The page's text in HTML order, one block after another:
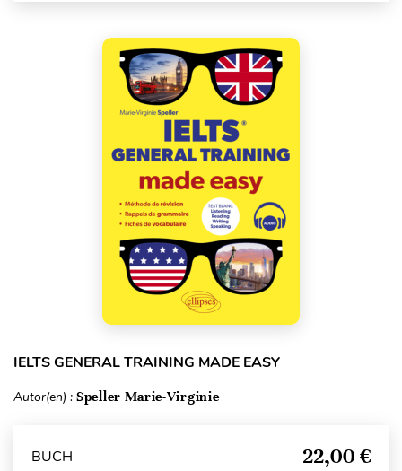
IELTS GENERAL TRAINING MADE EASY
Autor(en) : Speller Marie-Virginie
BUCH 22,00 €